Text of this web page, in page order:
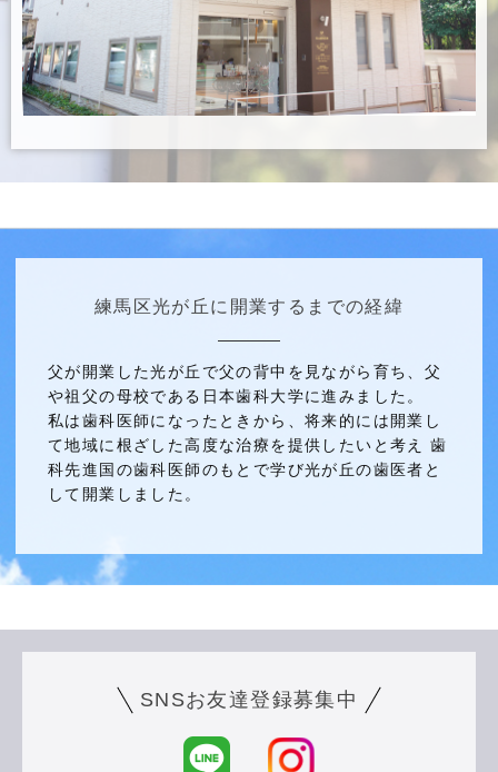
練馬区光が丘に開業するまでの経緯
父が開業した光が丘で父の背中を見ながら育ち、父
や祖父の母校である日本歯科大学に進みました。
私は歯科医師になったときから、将来的には開業し
て地域に根ざした高度な治療を提供したいと考え 歯
科先進国の歯科医師のもとで学び光が丘の歯医者と
して開業しました。
SNSお友達登録募集中